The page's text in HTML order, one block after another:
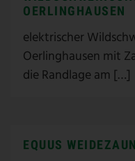
OERLINGHAUSEN
elektrischer
Oerlinghausen mit
die Randlage am […]
EQUUS